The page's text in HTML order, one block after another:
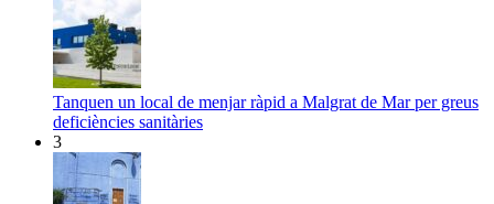
Tanquen un local de menjar ràpid a Malgrat de Mar per greus
deficiències sanitàries
3